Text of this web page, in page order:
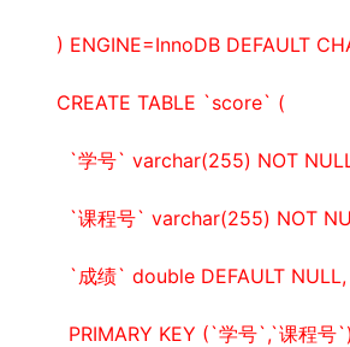
) ENGINE=InnoDB DEFAULT
CREATE TABLE `score` (
`学号` varchar(255) NOT
`课程号` varchar(255) NOT
`成绩` double DEFAULT NULL,
PRIMARY KEY (`学号`,`课程号`)